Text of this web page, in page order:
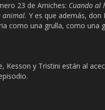
23 de Arniches: Cuando al
animal. Y es que además,
como una grulla, como una
Kesson y Tristini están al